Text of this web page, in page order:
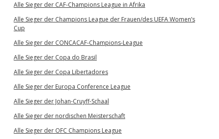
Alle Sieger der CAF-Champions League in Afrika
Alle Sieger der Champions League der Frauen/des UEFA Women’s
Cup
Alle Sieger der CONCACAF-Champions-League
Alle Sieger der Copa do Brasil
Alle Sieger der Copa Libertadores
Alle Sieger der Europa Conference League
Alle Sieger der Johan-Cruyff-Schaal
Alle Sieger der nordischen Meisterschaft
Alle Sieger der OFC Champions League